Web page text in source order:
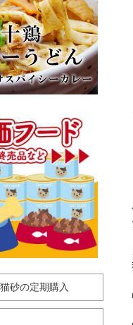
砂の定期購入